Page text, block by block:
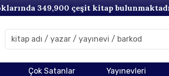
349,900 çeşit kitap
Çok Satanlar Yayınevleri